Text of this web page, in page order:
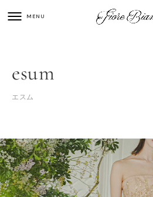
esum
エスム